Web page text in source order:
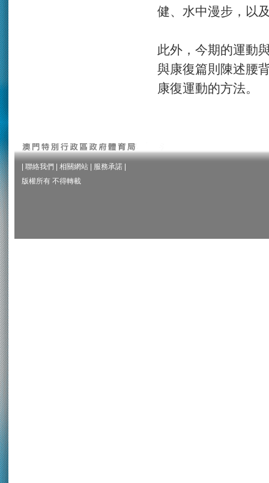
健、水中漫步，以
此外，今期的運動
與康復篇則陳述腰
康復運動的方法。
聯絡我們 相關網站 服務承諾
版權所有 不得轉載